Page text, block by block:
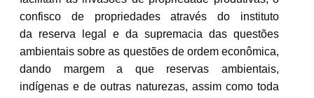
confisco de propriedades através do instituto
da reserva legal e da supremacia das questões
ambientais sobre as questões de ordem econômica,
dando margem a que reservas ambientais,
indígenas e de outras naturezas, assim como toda